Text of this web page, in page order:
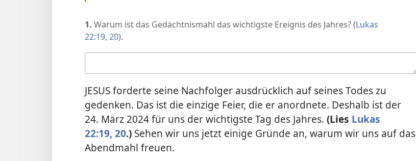
1. Warum ist das Gedächtnismahl das wichtigste Ereignis des Jahres? (Lukas
22:19, 20).
Antwort
JESUS forderte seine Nachfolger ausdrücklich auf seines Todes zu
gedenken. Das ist die einzige Feier, die er anordnete. Deshalb ist der
24. März 2024 für uns der wichtigste Tag des Jahres. (Lies Lukas
22:19, 20.) Sehen wir uns jetzt einige Gründe an, warum wir uns auf das
Abendmahl freuen.